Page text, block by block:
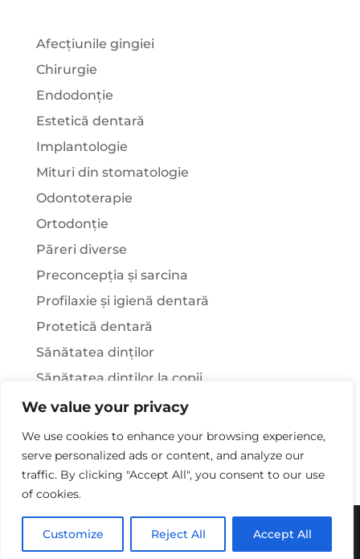
We value your privacy
We use cookies to enhance your browsing experience,
serve personalized ads or content, and analyze our
traffic. By clicking "Accept All", you consent to our use
of cookies.
Customize Reject All Accept All
Afecțiunile gingiei
Chirurgie
Endodonție
Estetică dentară
Implantologie
Mituri din stomatologie
Odontoterapie
Ortodonție
Păreri diverse
Preconcepția și sarcina
Profilaxie și igienă dentară
Protetică dentară
Sănătatea dinților
Sănătatea dinților la copii
Știați că…?
Tratamentul stomatologic la pacienții cu
afecțiuni sistemice
Copywriting© 2025 - Clinica Stomatologica Dr.